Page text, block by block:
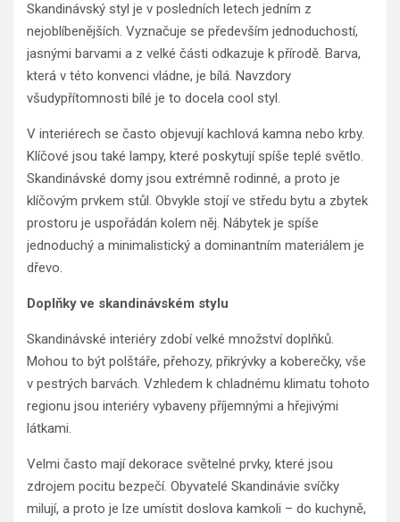
Skandinávský styl je v posledních letech jedním z
nejoblíbenějších. Vyznačuje se především jednoduchostí,
jasnými barvami a z velké části odkazuje k přírodě. Barva,
která v této konvenci vládne, je bílá. Navzdory
všudypřítomnosti bílé je to docela cool styl.
V interiérech se často objevují kachlová kamna nebo krby.
Klíčové jsou také lampy, které poskytují spíše teplé světlo.
Skandinávské domy jsou extrémně rodinné, a proto je
klíčovým prvkem stůl. Obvykle stojí ve středu bytu a zbytek
prostoru je uspořádán kolem něj. Nábytek je spíše
jednoduchý a minimalistický a dominantním materiálem je
dřevo.
Doplňky ve skandinávském stylu
Skandinávské interiéry zdobí velké množství doplňků.
Mohou to být polštáře, přehozy, přikrývky a koberečky, vše
v pestrých barvách. Vzhledem k chladnému klimatu tohoto
regionu jsou interiéry vybaveny příjemnými a hřejivými
látkami.
Velmi často mají dekorace světelné prvky, které jsou
zdrojem pocitu bezpečí. Obyvatelé Skandinávie svíčky
milují, a proto je lze umístit doslova kamkoli – do kuchyně,